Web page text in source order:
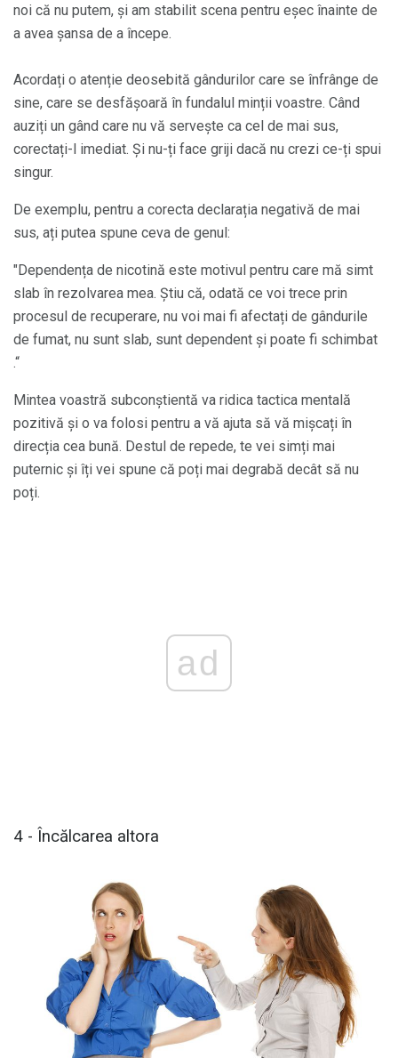
noi că nu putem, și am stabilit scena pentru eșec înainte de
a avea șansa de a începe.
Acordați o atenție deosebită gândurilor care se înfrânge de
sine, care se desfășoară în fundalul minții voastre. Când
auziți un gând care nu vă servește ca cel de mai sus,
corectați-l imediat. Și nu-ți face griji dacă nu crezi ce-ți spui
singur.
De exemplu, pentru a corecta declarația negativă de mai
sus, ați putea spune ceva de genul:
"Dependența de nicotină este motivul pentru care mă simt
slab în rezolvarea mea. Știu că, odată ce voi trece prin
procesul de recuperare, nu voi mai fi afectați de gândurile
de fumat, nu sunt slab, sunt dependent și poate fi schimbat
.“
Mintea voastră subconștientă va ridica tactica mentală
pozitivă și o va folosi pentru a vă ajuta să vă mișcați în
direcția cea bună. Destul de repede, te vei simți mai
puternic și îți vei spune că poți mai degrabă decât să nu
poți.
ad
4 - Încălcarea altora